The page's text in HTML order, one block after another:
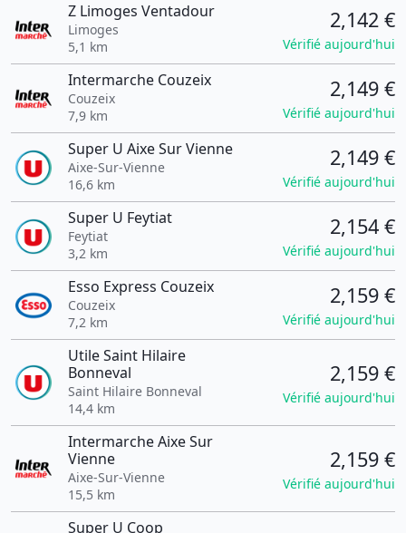
Z Limoges Ventadour
Limoges
5,1 km
2,142 €
Vérifié aujourd'hui
Intermarche Couzeix
Couzeix
7,9 km
2,149 €
Vérifié aujourd'hui
Super U Aixe Sur Vienne
Aixe-Sur-Vienne
16,6 km
2,149 €
Vérifié aujourd'hui
Super U Feytiat
Feytiat
3,2 km
2,154 €
Vérifié aujourd'hui
Esso Express Couzeix
Couzeix
7,2 km
2,159 €
Vérifié aujourd'hui
Utile Saint Hilaire
Bonneval
Saint Hilaire Bonneval
14,4 km
2,159 €
Vérifié aujourd'hui
Intermarche Aixe Sur
Vienne
Aixe-Sur-Vienne
15,5 km
2,159 €
Vérifié aujourd'hui
Super U Coop